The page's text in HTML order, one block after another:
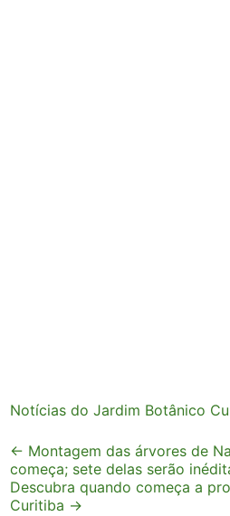
Notícias do Jardim Botânico
Post
navigation
← Montagem das árvores de
começa; sete delas serão
Descubra quando começa a
Curitiba →